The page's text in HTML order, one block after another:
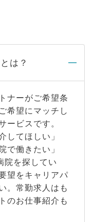
は？
ナーがご希望条
希望にマッチし
ービスです。
してほしい」
で働きたい」
院を探してい
望をキャリアパ
。常勤求人はも
のお仕事紹介も